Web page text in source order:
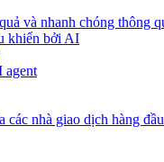
và nhanh chóng thông
khiển bởi AI
agent
các nhà giao dịch hàng